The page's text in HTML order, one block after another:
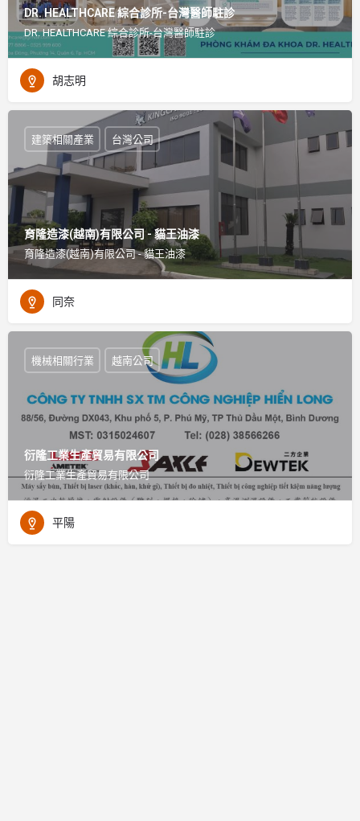
DR. HEALTHCARE 綜合診所-台灣醫師駐診
DR. HEALTHCARE 綜合診所-台灣醫師駐診
胡志明
育隆造漆(越南)有限公司 - 貓王油漆
育隆造漆(越南)有限公司 - 貓王油漆
建築相關產業 台灣公司
同奈
衍隆工業生產貿易有限公司
衍隆工業生產貿易有限公司
機械相關行業 越南公司
平陽